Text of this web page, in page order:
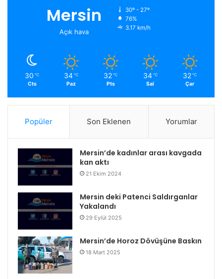
Mersin
Açık hava
30º - 27º
76%
3.17 km/h
30 ℃
Cts
34 ℃
Paz
32 ℃
Pts
34 ℃
Sal
32 ℃
Çar
Popüler Son Eklenen Yorumlar
Mersin’de kadınlar arası kavgada
kan aktı
21 Ekim 2024
Mersin deki Patenci Saldırganlar
Yakalandı
29 Eylül 2025
Mersin’de Horoz Dövüşüne Baskın
18 Mart 2025